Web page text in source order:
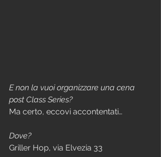
E non la vuoi organizzare una cena
post Class Series?
Ma certo, eccovi accontentati…
Dove?
Griller Hop, via Elvezia 33